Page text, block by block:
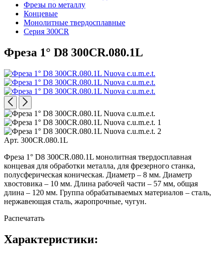
Фрезы по металлу
Концевые
Монолитные твердосплавные
Серия 300CR
Фреза 1° D8 300CR.080.1L
Арт. 300CR.080.1L
Фреза 1° D8 300CR.080.1L монолитная твердосплавная
концевая для обработки металла, для фрезерного станка,
полусферическая коническая. Диаметр – 8 мм. Диаметр
хвостовика – 10 мм. Длина рабочей части – 57 мм, общая
длина – 120 мм. Группа обрабатываемых материалов – сталь,
нержавеющая сталь, жаропрочные, чугун.
Распечатать
Характеристики: